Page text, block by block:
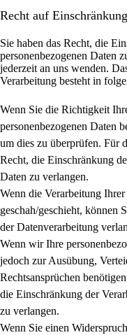
Recht auf
Sie haben das Recht, die
personenbezogenen Daten
jederzeit an uns wenden.
Verarbeitung besteht in
Wenn Sie die Richtigkeit
personenbezogenen Daten
um dies zu überprüfen. Für
Recht, die Einschränkung
Daten zu verlangen.
Wenn die Verarbeitung
geschah/geschieht, können
der Datenverarbeitung
Wenn wir Ihre
jedoch zur Ausübung,
Rechtsansprüchen
die Einschränkung der
zu verlangen.
Wenn Sie einen